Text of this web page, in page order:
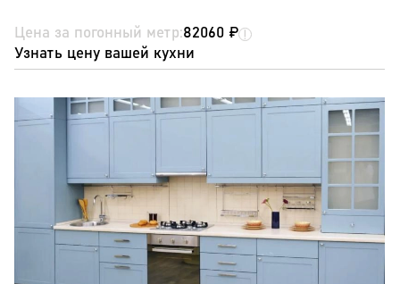
Цена за погонный метр:82060 ₽
Узнать цену вашей кухни